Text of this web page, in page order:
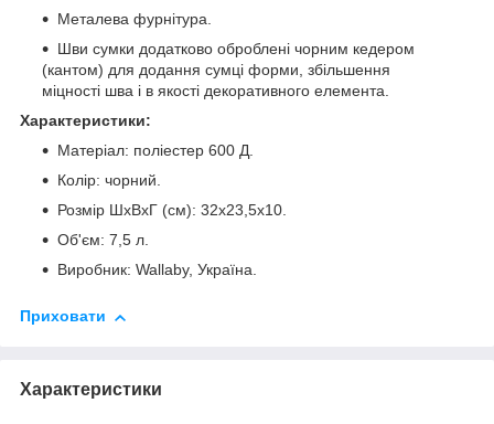
Металева фурнітура.
Шви сумки додатково оброблені чорним кедером
(кантом) для додання сумці форми, збільшення
міцності шва і в якості декоративного елемента.
Характеристики:
Матеріал: поліестер 600 Д.
Колір: чорний.
Розмір ШхВхГ (см): 32x23,5x10.
Об'єм: 7,5 л.
Виробник: Wallaby, Україна.
Приховати
Характеристики